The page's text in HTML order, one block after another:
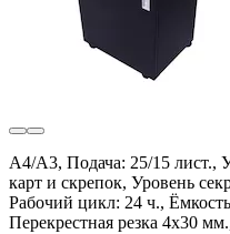
A4/А3, Подача: 25/15 лист.,
карт и скрепок, Уровень
Рабочий цикл: 24 ч.,
Перекрестная резка 4х30